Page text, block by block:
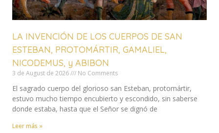
LA INVENCIÓN DE LOS CUERPOS DE SAN
ESTEBAN, PROTOMÁRTIR, GAMALIEL,
NICODEMUS, y ABIBON
3 de August de 2026 No Comments
El sagrado cuerpo del glorioso san Esteban, protomártir,
estuvo mucho tiempo encubierto y escondido, sin saberse
donde estaba, hasta que el Señor se dignó de
Leer más »